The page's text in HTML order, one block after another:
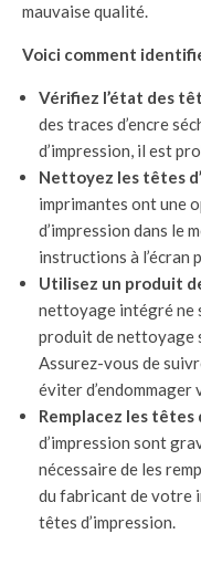
mauvaise qualité.
Voici comment
Vérifiez l’état des
des traces d’encre
d’impression, il est
Nettoyez les têtes
imprimantes ont une
d’impression dans le
instructions à
Utilisez un produit
nettoyage intégré ne
produit de nettoyage
Assurez-vous de
éviter
Remplacez les têtes
d’impression sont
nécessaire de les
du fabricant de votre
têtes d’impression.